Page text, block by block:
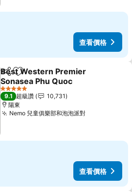
查看價格
分享 加入我的最愛
Best Western Premier
Sonasea Phu Quoc
5 星級
9.1 超級讚
10,731
陽東
Nemo 兒童俱樂部和泡泡派對
查看價格